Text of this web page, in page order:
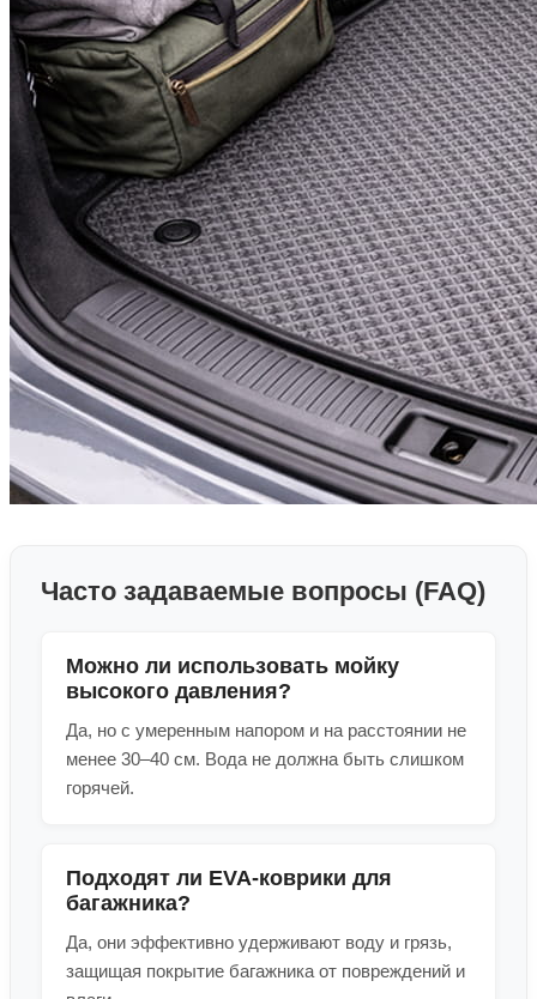
Часто задаваемые вопросы (FAQ)
Можно ли использовать мойку
высокого давления?
Да, но с умеренным напором и на расстоянии не
менее 30–40 см. Вода не должна быть слишком
горячей.
Подходят ли EVA-коврики для
багажника?
Да, они эффективно удерживают воду и грязь,
защищая покрытие багажника от повреждений и